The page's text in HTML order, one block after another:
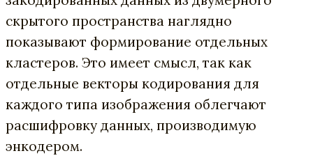
скрытого пространства наглядно
показывают формирование отдельных
кластеров. Это имеет смысл, так как
отдельные векторы кодирования для
каждого типа изображения облегчают
расшифровку данных, производимую
энкодером.